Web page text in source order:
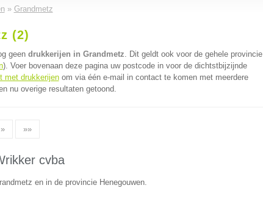
» Grandmetz
(2)
geen drukkerijen in Grandmetz. Dit geldt ook voor de gehele provincie
). Voer bovenaan deze pagina uw postcode in voor de dichtstbijzijnde
met drukkerijenom via één e-mail in contact te komen met meerdere
nu overige resultaten getoond.
» »»
cvba
en in de provincie Henegouwen.